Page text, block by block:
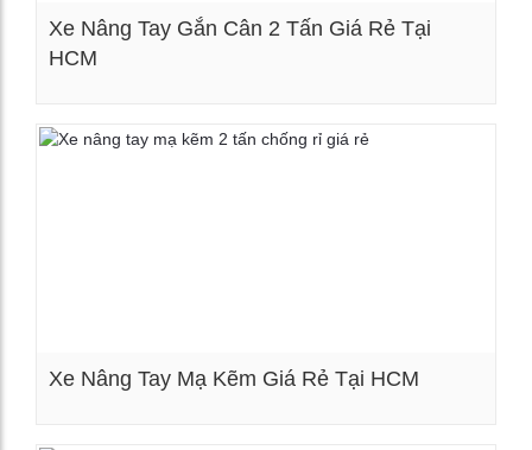
Xe Nâng Tay Gắn Cân 2 Tấn Giá Rẻ Tại
HCM
Xe Nâng Tay Mạ Kẽm Giá Rẻ Tại HCM